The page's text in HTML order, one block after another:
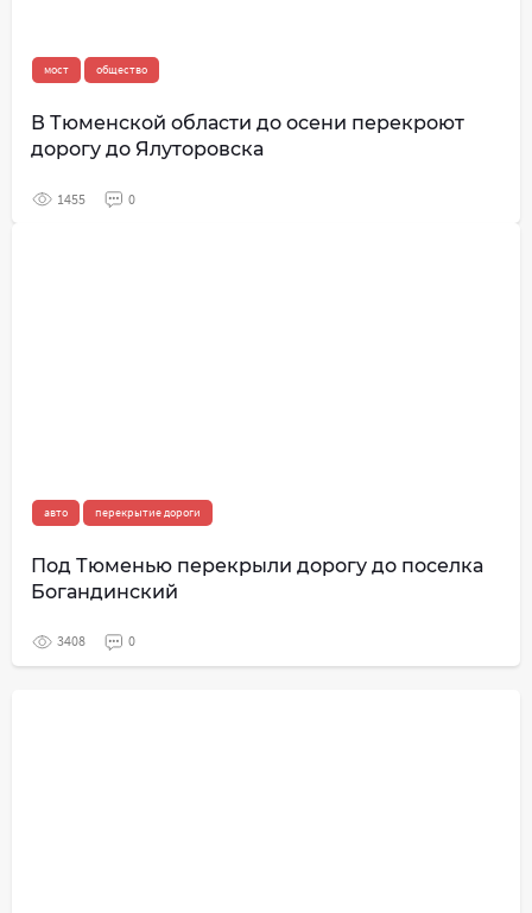
мост общество
В Тюменской области до осени перекроют
дорогу до Ялуторовска
1455 0
авто перекрытие дороги
Под Тюменью перекрыли дорогу до поселка
Богандинский
3408 0